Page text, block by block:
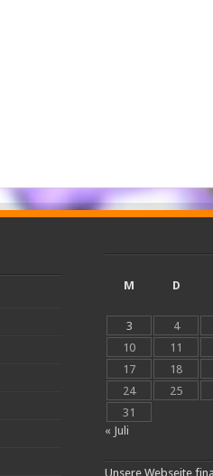
M
D
3
4
10
11
17
18
24
25
31
« Juli
Unsere Webseite